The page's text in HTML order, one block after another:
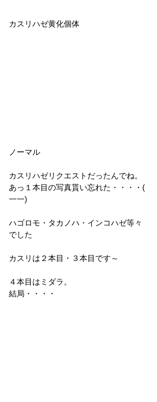
カスリハゼ黄化個体
ノーマル
カスリハゼリクエストだったんでね。
あっ１本目の写真貰い忘れた・・・・(
一一)
ハゴロモ・タカノハ・インコハゼ等々
でした
カスリは２本目・３本目です～
４本目はミダラ。
結局・・・・